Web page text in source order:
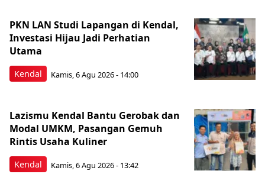
Kendal
PKN LAN Studi Lapangan di Kendal,
Investasi Hijau Jadi Perhatian
Utama
Kamis, 6 Agu 2026 - 14:00
Kendal
Lazismu Kendal Bantu Gerobak dan
Modal UMKM, Pasangan Gemuh
Rintis Usaha Kuliner
Kamis, 6 Agu 2026 - 13:42